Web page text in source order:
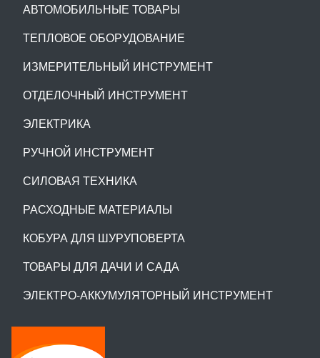
АВТОМОБИЛЬНЫЕ ТОВАРЫ
ТЕПЛОВОЕ ОБОРУДОВАНИЕ
ИЗМЕРИТЕЛЬНЫЙ ИНСТРУМЕНТ
ОТДЕЛОЧНЫЙ ИНСТРУМЕНТ
ЭЛЕКТРИКА
РУЧНОЙ ИНСТРУМЕНТ
СИЛОВАЯ ТЕХНИКА
РАСХОДНЫЕ МАТЕРИАЛЫ
КОБУРА ДЛЯ ШУРУПОВЕРТА
ТОВАРЫ ДЛЯ ДАЧИ И САДА
ЭЛЕКТРО-АККУМУЛЯТОРНЫЙ ИНСТРУМЕНТ